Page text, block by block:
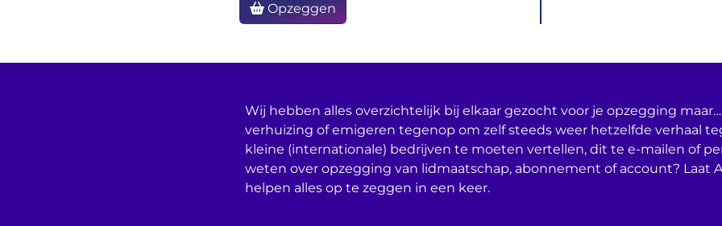
Opzeggen
Wij hebben alles overzichtelijk bij elkaar gezocht voor je opzegging maar…
verhuizing of emigeren tegenop om zelf steeds weer hetzelfde verhaal
kleine (internationale) bedrijven te moeten vertellen, dit te e-mailen of
weten over opzegging van lidmaatschap, abonnement of account? Laat
helpen alles op te zeggen in een keer.